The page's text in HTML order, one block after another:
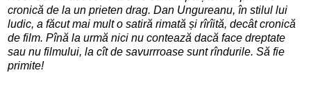
cronică de la un prieten drag. Dan Ungureanu, în stilul lui
ludic, a făcut mai mult o satiră rimată și rîrîită, decât cronică
de film. Pînă la urmă nici nu contează dacă face dreptate
sau nu filmului, la cît de savurrroase sunt rîndurile. Să fie
primite!